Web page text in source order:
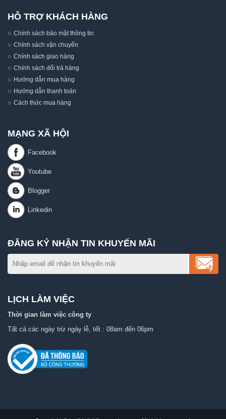
HỖ TRỢ KHÁCH HÀNG
Chính sách bảo mật thông tin
Chính sách vận chuyển
Chính sách giao hàng
Chính sách đổi trả hàng
Hướng dẫn mua hàng
Hướng dẫn thanh toán
Cách thức mua hàng
MẠNG XÃ HỘI
ĐĂNG KÝ NHẬN TIN KHUYẾN MÃI
LỊCH LÀM VIỆC
Thời gian làm việc công ty
Tất cả các ngày trừ ngày lễ, tết : 08am đến 06pm